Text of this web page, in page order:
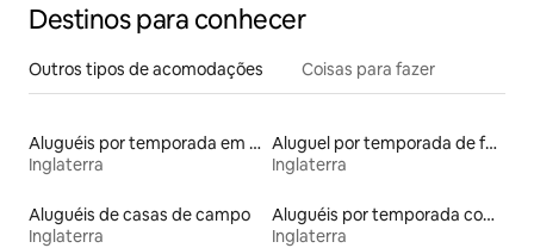
Destinos para conhecer
Outros tipos de acomodações Coisas para fazer
Aluguéis por temporada em hotéis-fazenda
Inglaterra
Aluguel por temporada de faróis
Inglaterra
Aluguéis de casas de campo
Inglaterra
Aluguéis por temporada com acesso ao lago
Inglaterra